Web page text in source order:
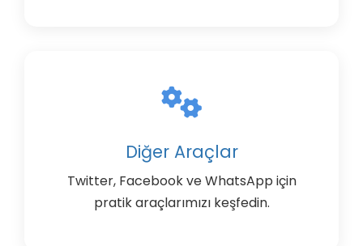
Diğer Araçlar
Twitter, Facebook ve WhatsApp için
pratik araçlarımızı keşfedin.